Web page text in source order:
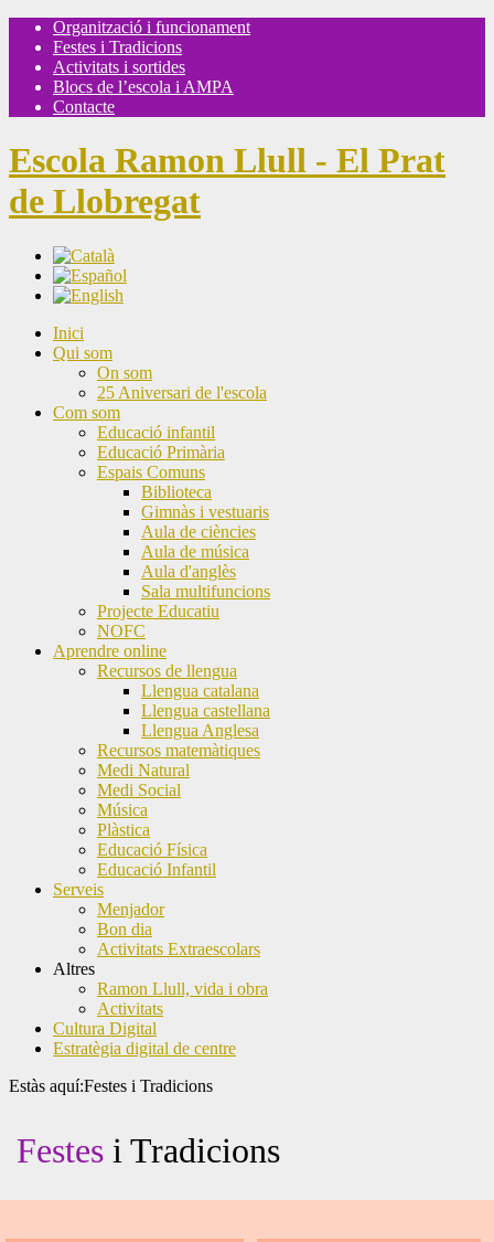
Organització i funcionament
Festes i Tradicions
Activitats i sortides
Blocs de l’escola i AMPA
Contacte
Escola Ramon Llull - El Prat
de Llobregat
Inici
Qui som
On som
25 Aniversari de l'escola
Com som
Educació infantil
Educació Primària
Espais Comuns
Biblioteca
Gimnàs i vestuaris
Aula de ciències
Aula de música
Aula d'anglès
Sala multifuncions
Projecte Educatiu
NOFC
Aprendre online
Recursos de llengua
Llengua catalana
Llengua castellana
Llengua Anglesa
Recursos matemàtiques
Medi Natural
Medi Social
Música
Plàstica
Educació Física
Educació Infantil
Serveis
Menjador
Bon dia
Activitats Extraescolars
Altres
Ramon Llull, vida i obra
Activitats
Cultura Digital
Estratègia digital de centre
Estàs aquí:Festes i Tradicions
Festes i Tradicions